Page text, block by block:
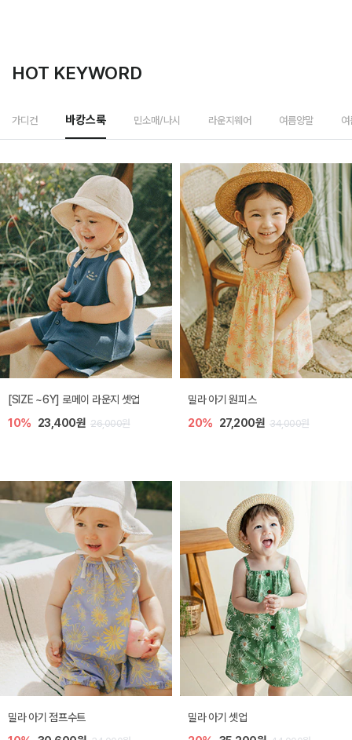
HOT KEYWORD
가디건 바캉스룩 민소매/나시 라운지웨어 여름양말
엘리오 아기 블라우스
20% 21,600원 27,000원
엘로디 니트 아기 뷔스티에
20% 21,600원 27,000원
토닉 아기 민소매 티셔츠 베티 니트 아기 민소매 티셔츠